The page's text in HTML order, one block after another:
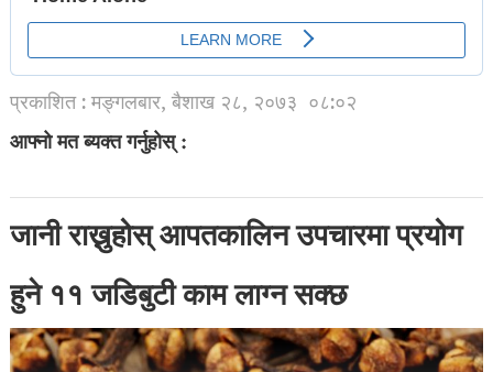
प्रकाशित : मङ्गलबार, बैशाख २८, २०७३ ०८:०२
आफ्नो मत ब्यक्त गर्नुहोस् :
जानी राख्नुहोस् आपतकालिन उपचारमा प्रयोग
हुने ११ जडिबुटी काम लाग्न सक्छ